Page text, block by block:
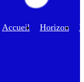
Accueil Horizon